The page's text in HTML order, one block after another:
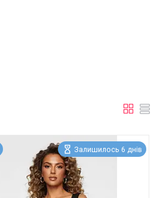
Залишилось 6 днів